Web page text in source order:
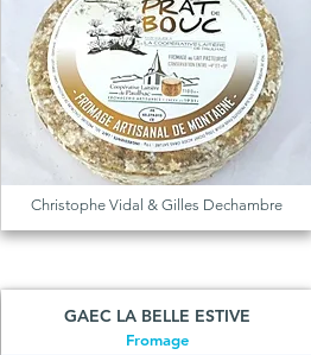
Christophe Vidal & Gilles Dechambre
GAEC LA BELLE ESTIVE
Fromage